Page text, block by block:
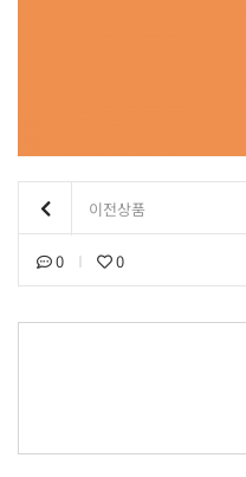
이전상품
0 0